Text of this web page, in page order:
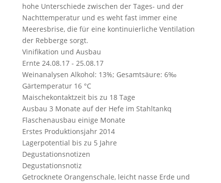
hohe Unterschiede zwischen der Tages- und der
Nachttemperatur und es weht fast immer eine
Meeresbrise, die für eine kontinuierliche Ventilation
der Rebberge sorgt.
Vinifikation und Ausbau
Ernte 24.08.17 - 25.08.17
Weinanalysen Alkohol: 13%; Gesamtsäure: 6‰
Gärtemperatur16 °C
Maischekontaktzeitbis zu 18 Tage
Ausbau 3 Monate auf der Hefe im Stahltankq
Flaschenausbau einige Monate
Erstes Produktionsjahr2014
Lagerpotential bis zu 5 Jahre
Degustationsnotizen
Degustationsnotiz
Getrocknete Orangenschale, leicht nasse Erde und